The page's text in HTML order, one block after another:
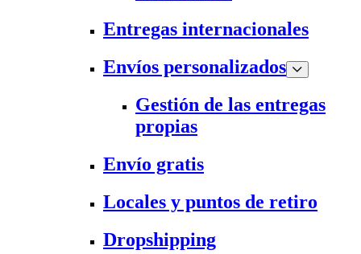
Entregas internacionales
Envíos personalizados
Gestión de las entregas
propias
Envío gratis
Locales y puntos de retiro
Dropshipping